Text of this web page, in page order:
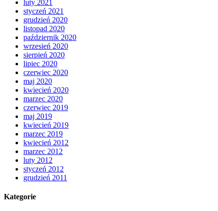
luty 2021
styczeń 2021
grudzień 2020
listopad 2020
październik 2020
wrzesień 2020
sierpień 2020
lipiec 2020
czerwiec 2020
maj 2020
kwiecień 2020
marzec 2020
czerwiec 2019
maj 2019
kwiecień 2019
marzec 2019
kwiecień 2012
marzec 2012
luty 2012
styczeń 2012
grudzień 2011
Kategorie